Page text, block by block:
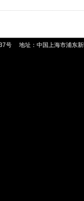
号 地址：中国上海市浦东